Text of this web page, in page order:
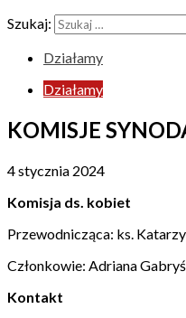
Szukaj:
Działamy
Działamy
KOMISJE
4 stycznia 2024
Komisja ds. kobiet
Przewodnicząca: ks.
Członkowie: Adriana
Kontakt